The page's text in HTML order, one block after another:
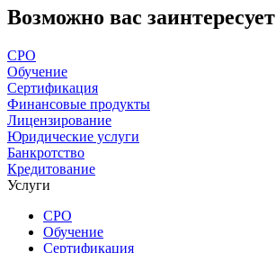
Возможно вас заинтересует
СРО
Обучение
Сертификация
Финансовые продукты
Лицензирование
Юридические услуги
Банкротство
Кредитование
Услуги
СРО
Обучение
Сертификация